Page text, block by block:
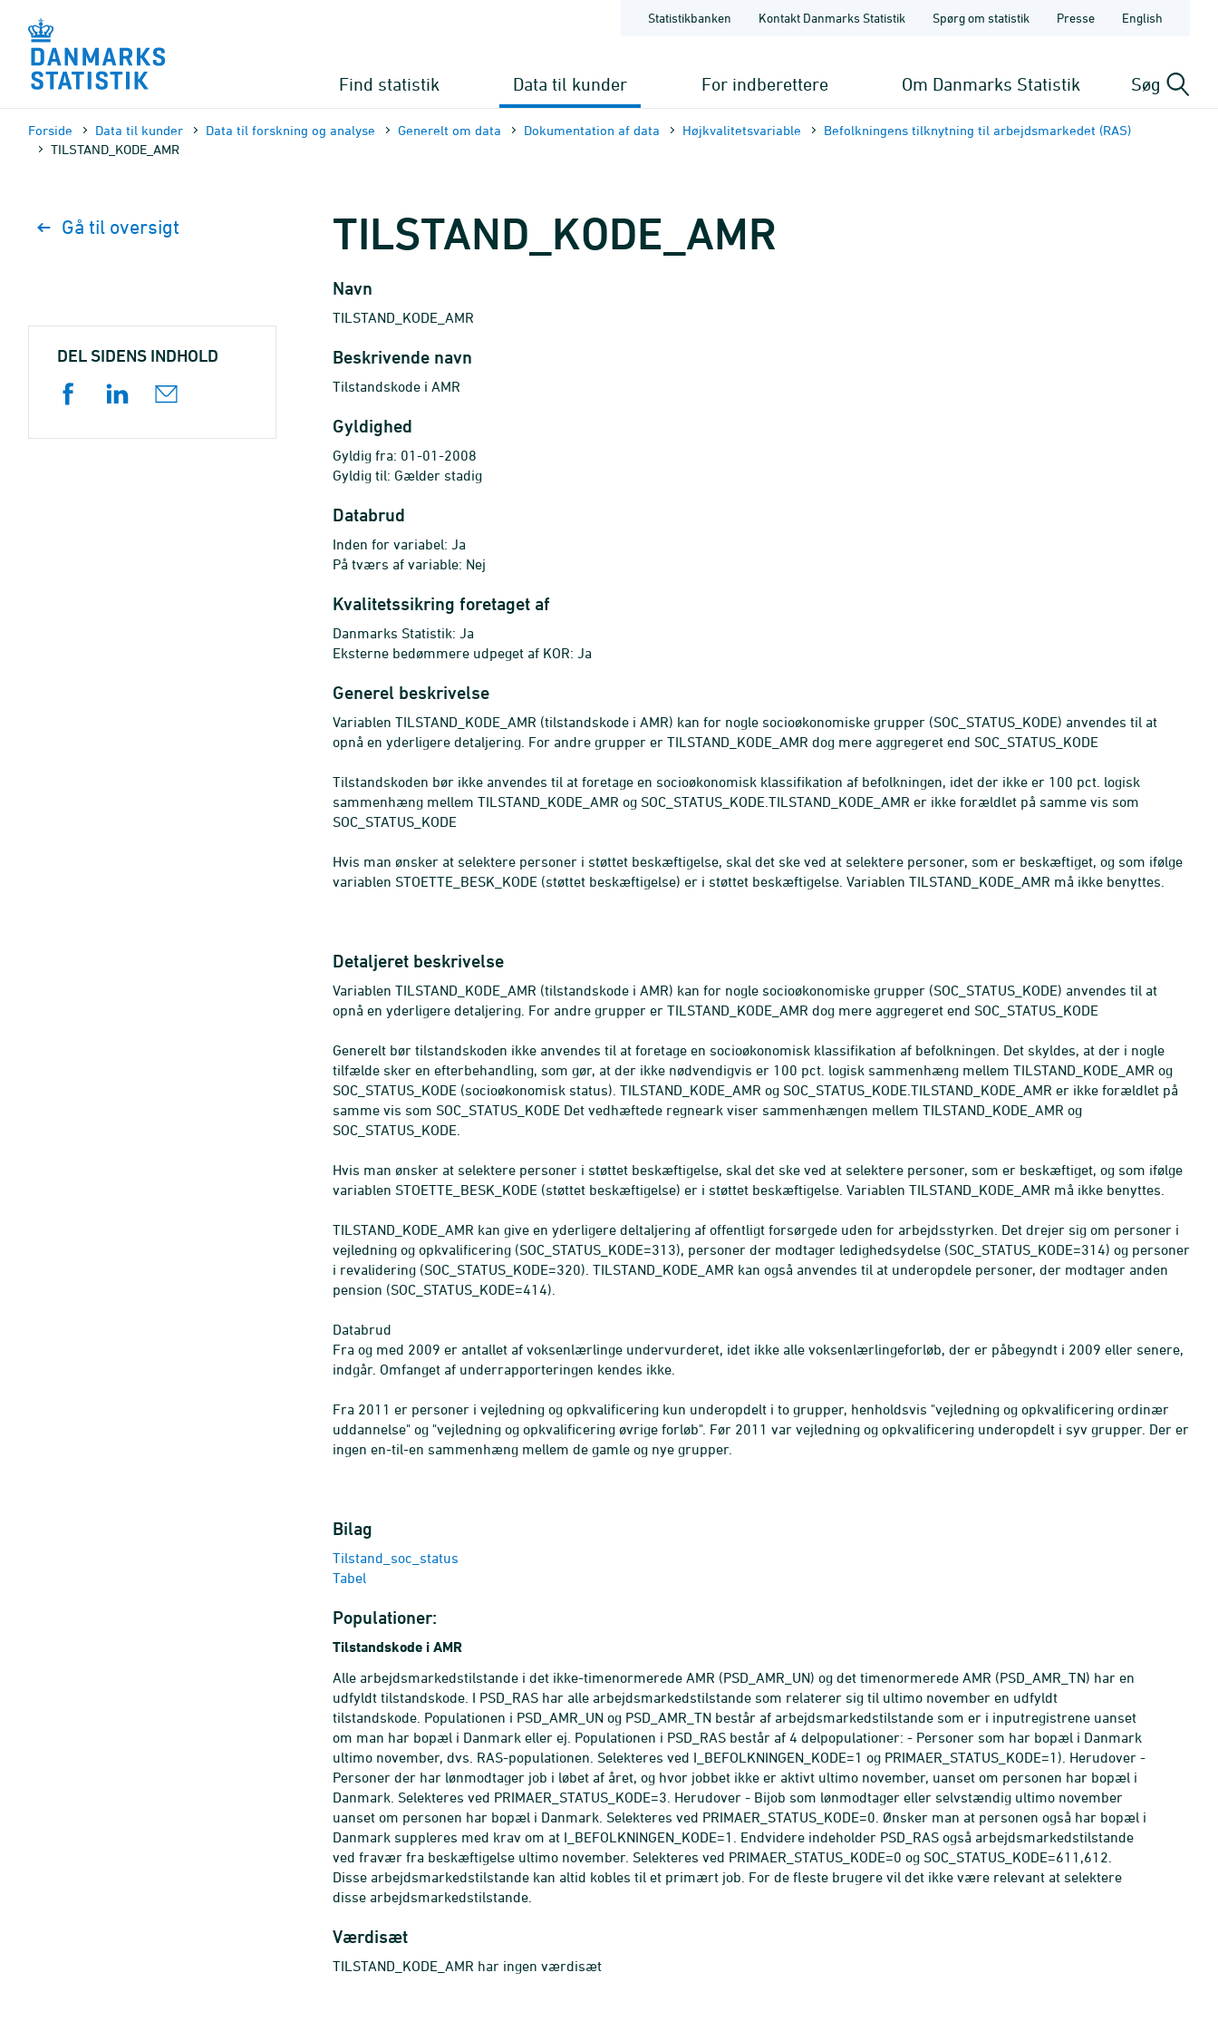
sidens
indhold
Statistikbanken Kontakt Danmarks Statistik Spørg om statistik Presse English
Find statistik Data til kunder For indberettere Om Danmarks Statistik Søg
Forside Data til kunder Data til forskning og analyse Generelt om data Dokumentation af data Højkvalitets­variable
Befolkningens tilknytning til arbejdsmarkedet (RAS)
TILSTAND_KODE_AMR
TILSTAND_KODE_AMR
Navn
TILSTAND_KODE_AMR
Beskrivende navn
Tilstandskode i AMR
Gyldighed
Gyldig fra: 01-01-2008
Gyldig til: Gælder stadig
Databrud
Inden for variabel: Ja
På tværs af variable: Nej
Kvalitetssikring foretaget af
Danmarks Statistik: Ja
Eksterne bedømmere udpeget af KOR: Ja
Generel beskrivelse
Variablen TILSTAND_KODE_AMR (tilstandskode i AMR) kan for nogle socioøkonomiske grupper (SOC_STATUS_KODE) anvendes til at
opnå en yderligere detaljering. For andre grupper er TILSTAND_KODE_AMR dog mere aggregeret end SOC_STATUS_KODE
Tilstandskoden bør ikke anvendes til at foretage en socioøkonomisk klassifikation af befolkningen, idet der ikke er 100 pct. logisk
sammenhæng mellem TILSTAND_KODE_AMR og SOC_STATUS_KODE.TILSTAND_KODE_AMR er ikke forældlet på samme vis som
SOC_STATUS_KODE
Hvis man ønsker at selektere personer i støttet beskæftigelse, skal det ske ved at selektere personer, som er beskæftiget, og som ifølge
variablen STOETTE_BESK_KODE (støttet beskæftigelse) er i støttet beskæftigelse. Variablen TILSTAND_KODE_AMR må ikke benyttes.
Detaljeret beskrivelse
Variablen TILSTAND_KODE_AMR (tilstandskode i AMR) kan for nogle socioøkonomiske grupper (SOC_STATUS_KODE) anvendes til at
opnå en yderligere detaljering. For andre grupper er TILSTAND_KODE_AMR dog mere aggregeret end SOC_STATUS_KODE
Generelt bør tilstandskoden ikke anvendes til at foretage en socioøkonomisk klassifikation af befolkningen. Det skyldes, at der i nogle
tilfælde sker en efterbehandling, som gør, at der ikke nødvendigvis er 100 pct. logisk sammenhæng mellem TILSTAND_KODE_AMR og
SOC_STATUS_KODE (socioøkonomisk status). TILSTAND_KODE_AMR og SOC_STATUS_KODE.TILSTAND_KODE_AMR er ikke forældlet på
samme vis som SOC_STATUS_KODE Det vedhæftede regneark viser sammenhængen mellem TILSTAND_KODE_AMR og
SOC_STATUS_KODE.
Hvis man ønsker at selektere personer i støttet beskæftigelse, skal det ske ved at selektere personer, som er beskæftiget, og som ifølge
variablen STOETTE_BESK_KODE (støttet beskæftigelse) er i støttet beskæftigelse. Variablen TILSTAND_KODE_AMR må ikke benyttes.
TILSTAND_KODE_AMR kan give en yderligere deltaljering af offentligt forsørgede uden for arbejdsstyrken. Det drejer sig om personer i
vejledning og opkvalificering (SOC_STATUS_KODE=313), personer der modtager ledighedsydelse (SOC_STATUS_KODE=314) og personer
i revalidering (SOC_STATUS_KODE=320). TILSTAND_KODE_AMR kan også anvendes til at underopdele personer, der modtager anden
pension (SOC_STATUS_KODE=414).
Databrud
Fra og med 2009 er antallet af voksenlærlinge undervurderet, idet ikke alle voksenlærlingeforløb, der er påbegyndt i 2009 eller senere,
indgår. Omfanget af underrapporteringen kendes ikke.
Fra 2011 er personer i vejledning og opkvalificering kun underopdelt i to grupper, henholdsvis "vejledning og opkvalificering ordinær
uddannelse" og "vejledning og opkvalificering øvrige forløb". Før 2011 var vejledning og opkvalificering underopdelt i syv grupper. Der er
ingen en-til-en sammenhæng mellem de gamle og nye grupper.
Bilag
Tilstand_soc_status
Tabel
Populationer:
Tilstandskode i AMR
Alle arbejdsmarkedstilstande i det ikke-timenormerede AMR (PSD_AMR_UN) og det timenormerede AMR (PSD_AMR_TN) har en
udfyldt tilstandskode. I PSD_RAS har alle arbejdsmarkedstilstande som relaterer sig til ultimo november en udfyldt
tilstandskode. Populationen i PSD_AMR_UN og PSD_AMR_TN består af arbejdsmarkedstilstande som er i inputregistrene uanset
om man har bopæl i Danmark eller ej. Populationen i PSD_RAS består af 4 delpopulationer: - Personer som har bopæl i Danmark
ultimo november, dvs. RAS-populationen. Selekteres ved I_BEFOLKNINGEN_KODE=1 og PRIMAER_STATUS_KODE=1). Herudover -
Personer der har lønmodtager job i løbet af året, og hvor jobbet ikke er aktivt ultimo november, uanset om personen har bopæl i
Danmark. Selekteres ved PRIMAER_STATUS_KODE=3. Herudover - Bijob som lønmodtager eller selvstændig ultimo november
uanset om personen har bopæl i Danmark. Selekteres ved PRIMAER_STATUS_KODE=0. Ønsker man at personen også har bopæl i
Danmark suppleres med krav om at I_BEFOLKNINGEN_KODE=1. Endvidere indeholder PSD_RAS også arbejdsmarkedstilstande
ved fravær fra beskæftigelse ultimo november. Selekteres ved PRIMAER_STATUS_KODE=0 og SOC_STATUS_KODE=611,612.
Disse arbejdsmarkedstilstande kan altid kobles til et primært job. For de fleste brugere vil det ikke være relevant at selektere
disse arbejdsmarkedstilstande.
Værdisæt
TILSTAND_KODE_AMR har ingen værdisæt
Gå til oversigt
DEL SIDENS INDHOLD